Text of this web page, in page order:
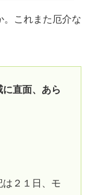
。これまた厄介な
直面、あら
は２１日、モ